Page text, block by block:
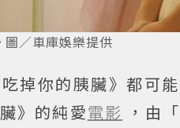
圖／車庫娛樂提供
掉你的胰臟》都可
》的純愛電影 ，由